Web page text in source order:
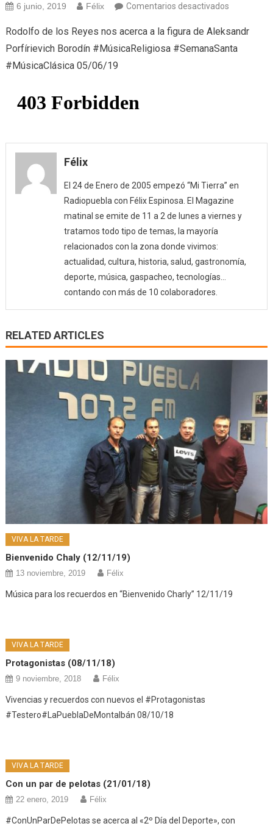
6 junio, 2019 Félix Comentarios desactivadosen
otra
música
Rodolfo de los Reyes nos acerca a la figura de Aleksandr
Porfírievich Borodín #MúsicaReligiosa #SemanaSanta
#MúsicaClásica 05/06/19
Félix
El 24 de Enero de 2005 empezó “Mi Tierra” en
Radiopuebla con Félix Espinosa. El Magazine
matinal se emite de 11 a 2 de lunes a viernes y
tratamos todo tipo de temas, la mayoría
relacionados con la zona donde vivimos:
actualidad, cultura, historia, salud, gastronomía,
deporte, música, gaspacheo, tecnologías…
contando con más de 10 colaboradores.
RELATED ARTICLES
VIVA LA TARDE
Bienvenido Chaly (12/11/19)
13 noviembre, 2019 Félix
Música para los recuerdos en “Bienvenido Charly” 12/11/19
VIVA LA TARDE
Protagonistas (08/11/18)
9 noviembre, 2018 Félix
Vivencias y recuerdos con nuevos el #Protagonistas
#Testero#LaPueblaDeMontalbán 08/10/18
VIVA LA TARDE
Con un par de pelotas (21/01/18)
22 enero, 2019 Félix
#ConUnParDePelotas se acerca al «2º Día del Deporte», con